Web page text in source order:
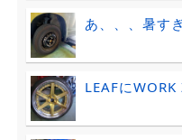
あ、、、暑す
LEAFにWORK